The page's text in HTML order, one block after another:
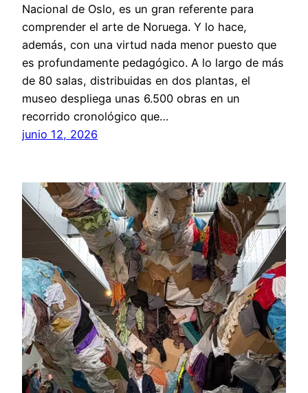
Nacional de Oslo, es un gran referente para
comprender el arte de Noruega. Y lo hace,
además, con una virtud nada menor puesto que
es profundamente pedagógico. A lo largo de más
de 80 salas, distribuidas en dos plantas, el
museo despliega unas 6.500 obras en un
recorrido cronológico que…
junio 12, 2026